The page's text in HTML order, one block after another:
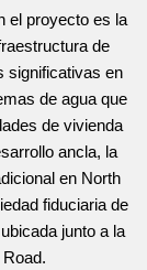
el proyecto es la
de
significativas en
de agua que
de vivienda
ancla, la
en North
fiduciaria de
junto a la